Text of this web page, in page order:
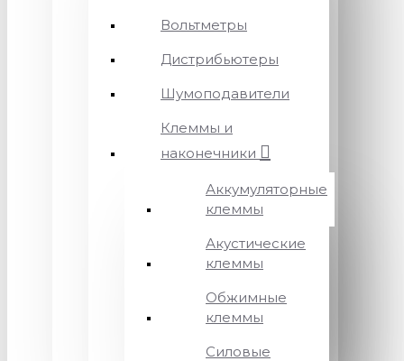
Вольтметры
Дистрибьютеры
Шумоподавители
Клеммы и
наконечники
Аккумуляторные
клеммы
Акустические
клеммы
Обжимные
клеммы
Силовые